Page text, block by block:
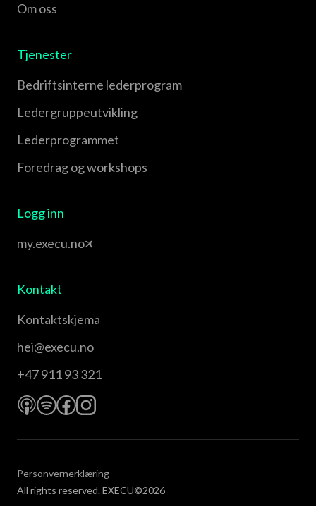
Om oss
Tjenester
Bedriftsinterne lederprogram
Leder­gruppe­utvikling
Leder­programmet
Foredrag og workshops
Logg inn
my.execu.no
Kontakt
Kontaktskjema
hei@execu.no
+47 911 93 321
All rights reserved. EXECU©2026
Personvernerklæring